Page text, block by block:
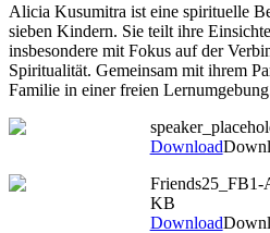
Alicia Kusumitra ist eine spirituelle
sieben Kindern. Sie teilt ihre
insbesondere mit Fokus auf der
Spiritualität. Gemeinsam mit ihrem
Familie in einer freien
Download
KB
Download